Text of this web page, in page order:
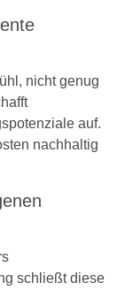
nicht genug
auf.
nachhaltig
schließt diese